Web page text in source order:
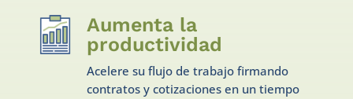
Aumenta la
productividad
Acelere su flujo de trabajo firmando
contratos y cotizaciones en un tiempo